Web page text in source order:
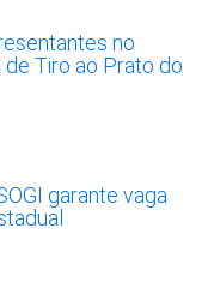
no
Tiro ao Prato do
garante vaga